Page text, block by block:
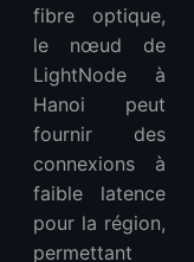
fibre optique,
le nœud de
LightNode à
Hanoi peut
fournir des
connexions à
faible latence
pour la région,
permettant